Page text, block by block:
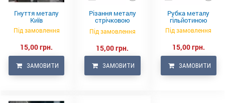
Гнуття металу
Київ
Під замовлення
15,00 грн.
ЗАМОВИТИ
Різання металу
стрічковою
пилкою
Під замовлення
15,00 грн.
ЗАМОВИТИ
Рубка металу
гільйотиною
Під замовлення
15,00 грн.
ЗАМОВИТИ